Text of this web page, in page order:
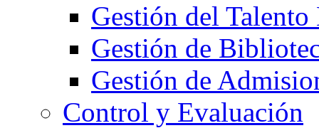
Gestión del Talento
Gestión de
Gestión de
Control y Evaluación